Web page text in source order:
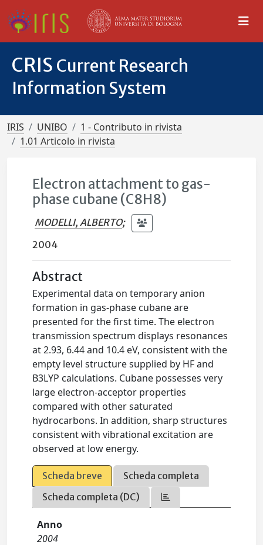
CRIS Current Research
Information System
IRIS UNIBO
1 - Contributo in rivista
1.01 Articolo in rivista
Electron attachment to gas-
phase cubane (C8H8)
MODELLI, ALBERTO;
2004
Abstract
Experimental data on temporary anion
formation in gas-phase cubane are
presented for the first time. The electron
transmission spectrum displays resonances
at 2.93, 6.44 and 10.4 eV, consistent with the
empty level structure supplied by HF and
B3LYP calculations. Cubane possesses very
large electron-acceptor properties
compared with other saturated
hydrocarbons. In addition, sharp structures
consistent with vibrational excitation are
observed at low energy.
Scheda breve
Scheda completa
Scheda completa (DC)
Anno
2004